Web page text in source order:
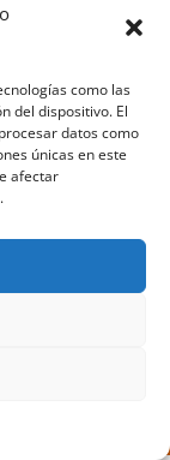
como las
del dispositivo. El
datos como
únicas en este
afectar
Ha sido
Emaús